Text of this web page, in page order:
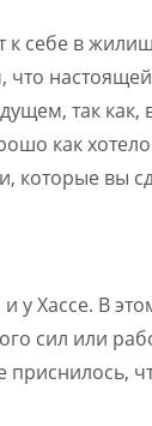
к себе в
так
как
которые вы
Хассе. В
сил или